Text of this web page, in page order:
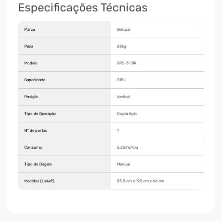
Especificações Técnicas
Marca Gelopar
Peso 68kg
Modelo GPC-31 BR
Capacidade 315 L
Posição Vertical
Tipo de Operação Dupla Ação
Nº de portas 1
Consumo 5,25kW/dia
Tipo de Degelo Manual
Medidas (LxAxP) 53,5 cm x 190 cm x 66 cm